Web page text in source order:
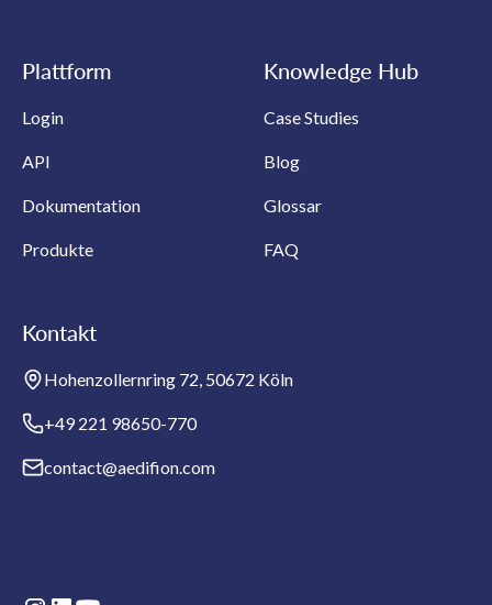
Plattform
Login
API
Dokumentation
Produkte
Knowledge Hub
Case Studies
Blog
Glossar
FAQ
Kontakt
Hohenzollernring 72, 50672 Köln
+49 221 98650-770
contact@aedifion.com